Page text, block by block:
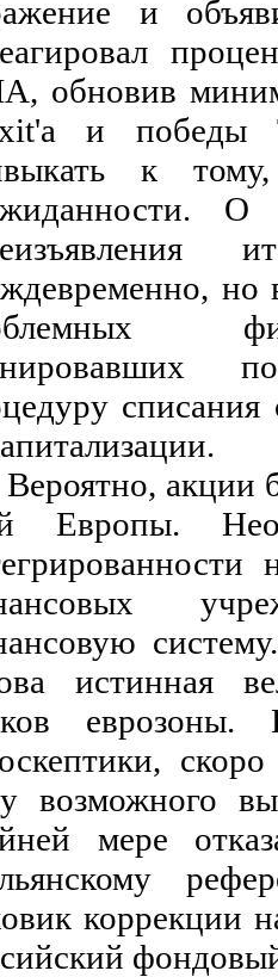
и
обновив
и победы
к
О
но
акции
Европы.
истинная
возможного
мере
коррекции